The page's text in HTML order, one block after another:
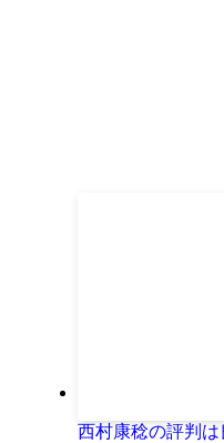
西村康稔の評判